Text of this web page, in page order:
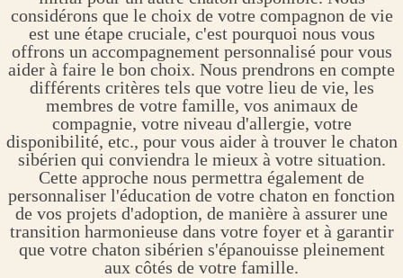
considérons que le choix de votre compagnon de vie
est une étape cruciale, c'est pourquoi nous vous
offrons un accompagnement personnalisé pour vous
aider à faire le bon choix. Nous prendrons en compte
différents critères tels que votre lieu de vie, les
membres de votre famille, vos animaux de
compagnie, votre niveau d'allergie, votre
disponibilité, etc., pour vous aider à trouver le chaton
sibérien qui conviendra le mieux à votre situation.
Cette approche nous permettra également de
personnaliser l'éducation de votre chaton en fonction
de vos projets d'adoption, de manière à assurer une
transition harmonieuse dans votre foyer et à garantir
que votre chaton sibérien s'épanouisse pleinement
aux côtés de votre famille.